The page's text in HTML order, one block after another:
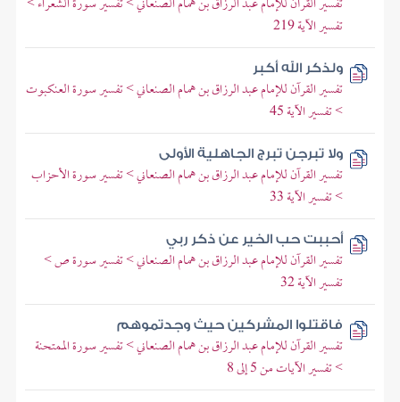
تفسير الآية 219
ولذكر الله أكبر
تفسير القرآن للإمام عبد الرزاق بن همام الصنعاني > تفسير سورة العنكبوت
> تفسير الآية 45
ولا تبرجن تبرج الجاهلية الأولى
تفسير القرآن للإمام عبد الرزاق بن همام الصنعاني > تفسير سورة الأحزاب
> تفسير الآية 33
أحببت حب الخير عن ذكر ربي
تفسير القرآن للإمام عبد الرزاق بن همام الصنعاني > تفسير سورة ص >
تفسير الآية 32
فاقتلوا المشركين حيث وجدتموهم
تفسير القرآن للإمام عبد الرزاق بن همام الصنعاني > تفسير سورة الممتحنة
> تفسير الآيات من 5 إلى 8